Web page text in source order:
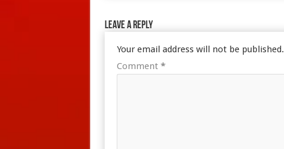
Leave a Reply
Your email address will not be published.
Comment *